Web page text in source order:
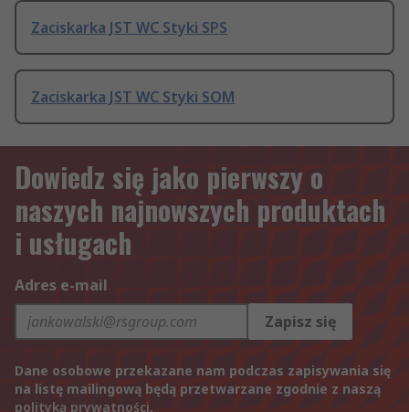
Zaciskarka JST WC Styki SPS
Zaciskarka JST WC Styki SOM
Dowiedz się jako pierwszy o
naszych najnowszych produktach
i usługach
Adres e-mail
Zapisz się
Dane osobowe przekazane nam podczas zapisywania się
na listę mailingową będą przetwarzane zgodnie z naszą
polityką prywatności.